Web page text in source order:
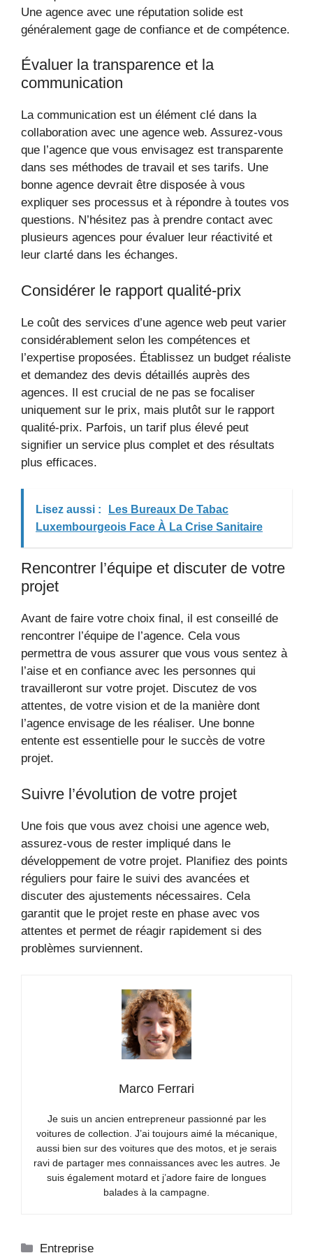
Une agence avec une réputation solide est
généralement gage de confiance et de compétence.
Évaluer la transparence et la
communication
La communication est un élément clé dans la
collaboration avec une agence web. Assurez-vous
que l’agence que vous envisagez est transparente
dans ses méthodes de travail et ses tarifs. Une
bonne agence devrait être disposée à vous
expliquer ses processus et à répondre à toutes vos
questions. N’hésitez pas à prendre contact avec
plusieurs agences pour évaluer leur réactivité et
leur clarté dans les échanges.
Considérer le rapport qualité-prix
Le coût des services d’une agence web peut varier
considérablement selon les compétences et
l’expertise proposées. Établissez un budget réaliste
et demandez des devis détaillés auprès des
agences. Il est crucial de ne pas se focaliser
uniquement sur le prix, mais plutôt sur le rapport
qualité-prix. Parfois, un tarif plus élevé peut
signifier un service plus complet et des résultats
plus efficaces.
Lisez aussi :
Les Bureaux De Tabac
Luxembourgeois Face À La Crise Sanitaire
Rencontrer l’équipe et discuter de votre
projet
Avant de faire votre choix final, il est conseillé de
rencontrer l’équipe de l’agence. Cela vous
permettra de vous assurer que vous vous sentez à
l’aise et en confiance avec les personnes qui
travailleront sur votre projet. Discutez de vos
attentes, de votre vision et de la manière dont
l’agence envisage de les réaliser. Une bonne
entente est essentielle pour le succès de votre
projet.
Suivre l’évolution de votre projet
Une fois que vous avez choisi une agence web,
assurez-vous de rester impliqué dans le
développement de votre projet. Planifiez des points
réguliers pour faire le suivi des avancées et
discuter des ajustements nécessaires. Cela
garantit que le projet reste en phase avec vos
attentes et permet de réagir rapidement si des
problèmes surviennent.
Marco Ferrari
Je suis un ancien entrepreneur passionné par les
voitures de collection. J’ai toujours aimé la mécanique,
aussi bien sur des voitures que des motos, et je serais
ravi de partager mes connaissances avec les autres. Je
suis également motard et j’adore faire de longues
balades à la campagne.
Catégories
Entreprise